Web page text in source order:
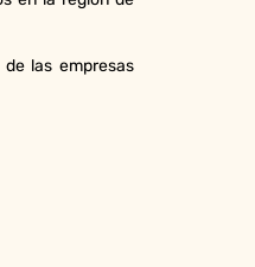
las empresas